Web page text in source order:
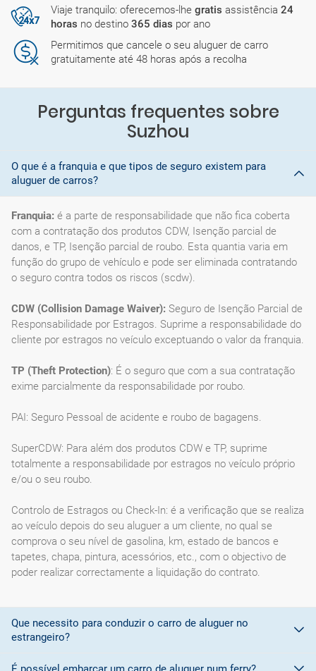
Viaje tranquilo: oferecemos-lhe gratis assistência 24
horas no destino 365 dias por ano
Permitimos que cancele o seu aluguer de carro
gratuitamente até 48 horas após a recolha
Perguntas frequentes sobre
Suzhou
O que é a franquia e que tipos de seguro existem para
aluguer de carros?
Franquia: é a parte de responsabilidade que não fica coberta
com a contratação dos produtos CDW, Isenção parcial de
danos, e TP, Isenção parcial de roubo. Esta quantia varia em
função do grupo de vehículo e pode ser eliminada contratando
o seguro contra todos os riscos (scdw).
CDW (Collision Damage Waiver): Seguro de Isenção Parcial de
Responsabilidade por Estragos. Suprime a responsabilidade do
cliente por estragos no veículo exceptuando o valor da franquia.
TP (Theft Protection): É o seguro que com a sua contratação
exime parcialmente da responsabilidade por roubo.
PAI: Seguro Pessoal de acidente e roubo de bagagens.
SuperCDW: Para além dos produtos CDW e TP, suprime
totalmente a responsabilidade por estragos no veículo próprio
e/ou o seu roubo.
Controlo de Estragos ou Check-In: é a verificação que se realiza
ao veículo depois do seu aluguer a um cliente, no qual se
comprova o seu nível de gasolina, km, estado de bancos e
tapetes, chapa, pintura, acessórios, etc., com o objectivo de
poder realizar correctamente a liquidação do contrato.
Que necessito para conduzir o carro de aluguer no
estrangeiro?